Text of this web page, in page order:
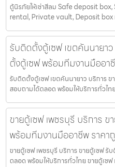
ตู้นิรภัยให้เช่าสีลม Safe deposit
rental, Private vault, Deposit box
รับติดตั้งตู้เซฟ เขตคันนายา
ตั้งตู้เซฟ พร้อมทีมงานมืออา
รับติดตั้งตู้เซฟ เขตคันนายาว บริการ
สอบถามได้ตลอด พร้อมให้บริการทั่วไ
ขายตู้เซฟ เพชรบุรี บริการ
พร้อมทีมงานมืออาชีพ ราคา
ขายตู้เซฟ เพชรบุรี บริการ ขายตู้เซฟ
ตลอด พร้อมให้บริการทั่วไทย ขายตู้เซฟ